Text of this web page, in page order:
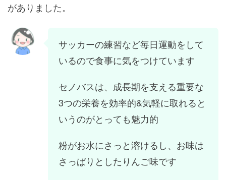
がありました。
サッカーの練習など毎日運動をして
いるので食事に気をつけています
セノバスは、成長期を支える重要な
3つの栄養を効率的&気軽に取れると
いうのがとっても魅力的
粉がお水にさっと溶けるし、お味は
さっぱりとしたりんご味です